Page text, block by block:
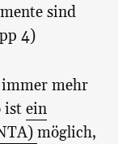
sind
4)
mehr
ist ein
möglich,